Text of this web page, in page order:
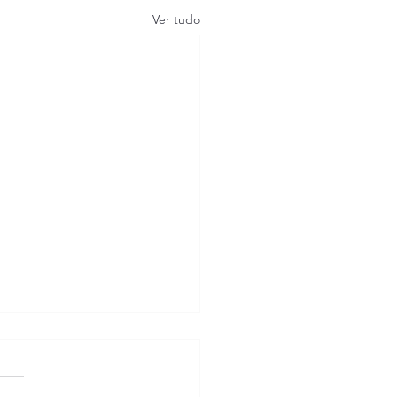
Ver tudo
24 Horas Perto